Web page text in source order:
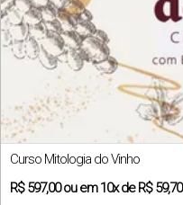
Curso Mitologia do Vinho
R$597,00ou em10xdeR$ 59,70